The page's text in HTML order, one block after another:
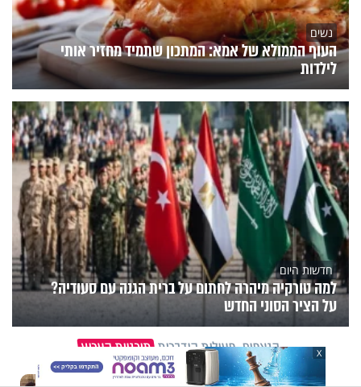
נשים
העוף הממולא של אמא: המתכון שתמיד מחזיר אותי
לילדות
חדשות היום
למה טורקיה מיהרה לחתום על ברית הגנה עם סעודיה?
על הציר הסוני החדש
הנצפיםפעילות הידברות תוכניות הערוץ X